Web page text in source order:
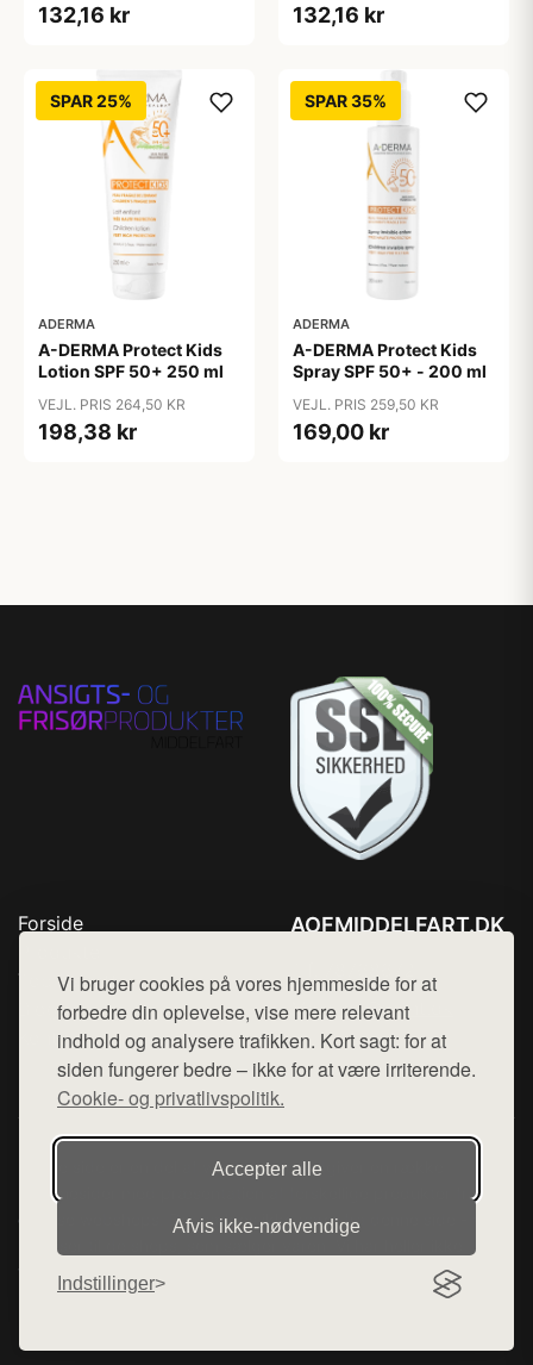
Vi bruger cookies på vores hjemmeside for at
forbedre din oplevelse, vise mere relevant
indhold og analysere trafikken. Kort sagt: for at
siden fungerer bedre – ikke for at være irriterende.
Cookie- og privatlivspolitik.
Accepter alle
Afvis ikke‑nødvendige
Indstillinger
132,16 kr 132,16 kr
SPAR 25%
ADERMA
A-DERMA Protect Kids
Lotion SPF 50+ 250 ml
VEJL. PRIS 264,50 KR
198,38 kr
SPAR 35%
ADERMA
A-DERMA Protect Kids
Spray SPF 50+ - 200 ml
VEJL. PRIS 259,50 KR
169,00 kr
Forside
Top Rabatter
Blog
Kontakt
AOFMIDDELFART.DK
Mail: hej@want.dk
Cookie- og privatlivspolitik
Denne side er en del af want.dk, der udgiver en række
hjemmesider med præsentation af forskellige produkter fra
diverse webshops. Der sælges ikke varer fra denne side - vi
varerne på lager.